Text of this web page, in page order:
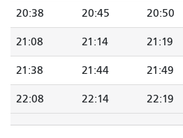
20:38 20:45 20:50
21:08 21:14 21:19
21:38 21:44 21:49
22:08 22:14 22:19